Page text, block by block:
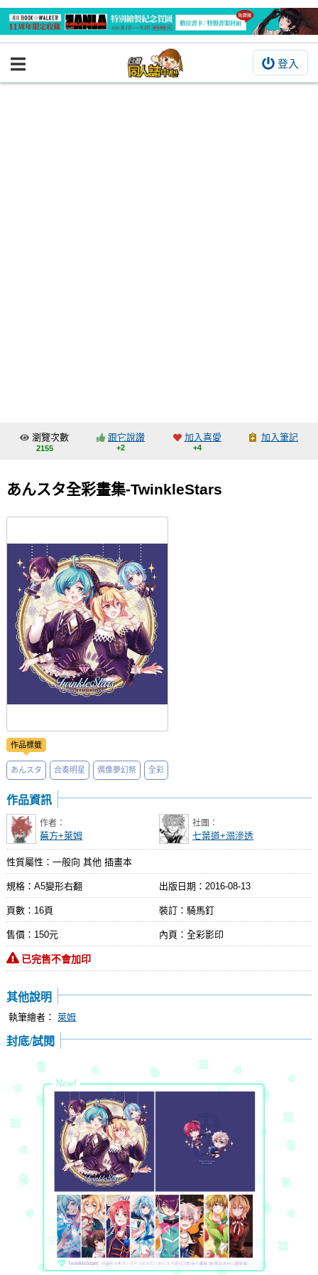
登入
BOOKY書集倉庫
交流中心
會員功能選單
註冊會員
登入
瀏覽次數
2155
跟它說讚
+2
加入喜愛
+4
加入筆記
あんスタ全彩畫集-TwinkleStars
作品標籤
あんスタ 合奏明星 偶像夢幻祭 全彩
作品資訊
作者：
蕪方+萊姆
社團：
七葉道+溺滲透
性質屬性：一般向 其他 插畫本
規格：A5變形右翻 出版日期： 2016-08-13
頁數：16頁 裝訂：騎馬釘
售價：150元 內頁：全彩影印
已完售不會加印
其他說明
執筆繪者：萊姆
封底/試閱